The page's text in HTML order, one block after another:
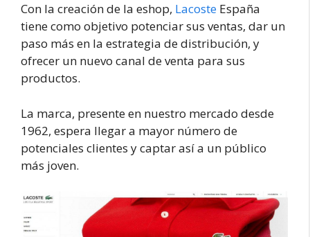
Con la creación de la eshop, Lacoste España
tiene como objetivo potenciar sus ventas, dar un
paso más en la estrategia de distribución, y
ofrecer un nuevo canal de venta para sus
productos.
La marca, presente en nuestro mercado desde
1962, espera llegar a mayor número de
potenciales clientes y captar así a un público
más joven.